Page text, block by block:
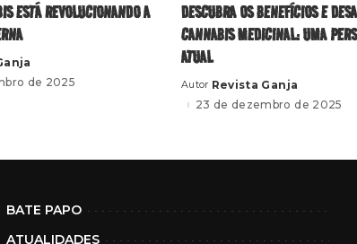
ESTÁ REVOLUCIONANDO A
de 2025
DESCUBRA OS BENEFÍCIOS E
CANNABIS MEDICINAL: UMA
ATUAL
Posted
by
Autor Revista Ganja
23 de dezembro de 2025
BATE PAPO
ATUALIDADES